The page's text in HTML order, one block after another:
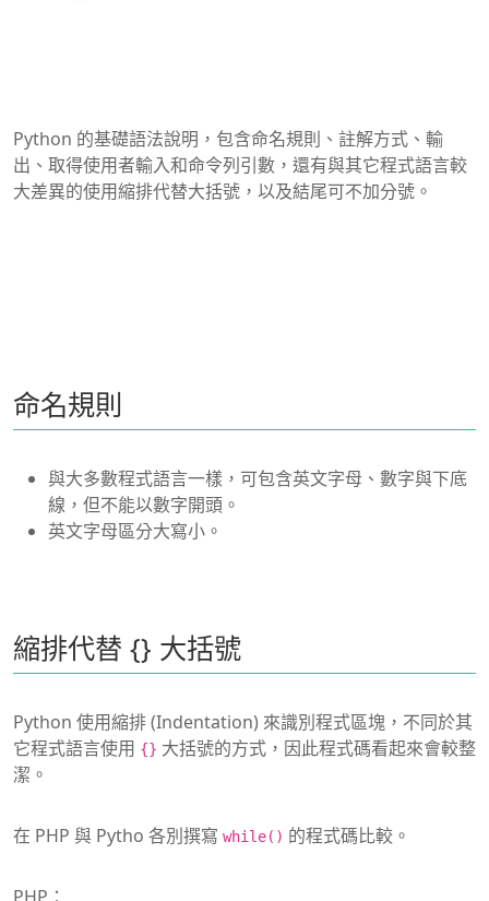
Python 的基礎語法說明，包含命名規則、註解方式、輸
出、取得使用者輸入和命令列引數，還有與其它程式語言較
大差異的使用縮排代替大括號，以及結尾可不加分號。
命名規則
與大多數程式語言一樣，可包含英文字母、數字與下底
線，但不能以數字開頭。
英文字母區分大寫小。
縮排代替 {} 大括號
Python 使用縮排 (Indentation) 來識別程式區塊，不同於其
它程式語言使用 {} 大括號的方式，因此程式碼看起來會較整
潔。
在 PHP 與 Pytho 各別撰寫 while() 的程式碼比較。
PHP：